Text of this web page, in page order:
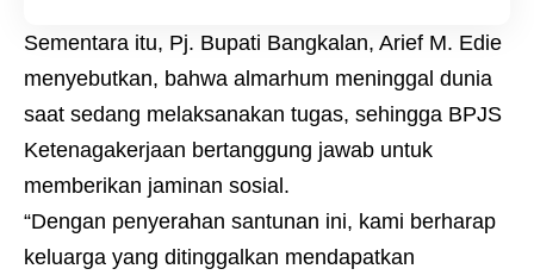
Sementara itu, Pj. Bupati Bangkalan, Arief M. Edie
menyebutkan, bahwa almarhum meninggal dunia
saat sedang melaksanakan tugas, sehingga BPJS
Ketenagakerjaan bertanggung jawab untuk
memberikan jaminan sosial.
“Dengan penyerahan santunan ini, kami berharap
keluarga yang ditinggalkan mendapatkan